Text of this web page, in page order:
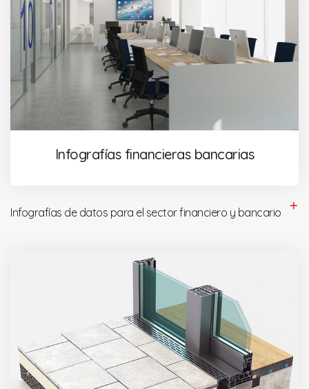
Infografías financieras bancarias
Infografías de datos para el sector financiero y bancario